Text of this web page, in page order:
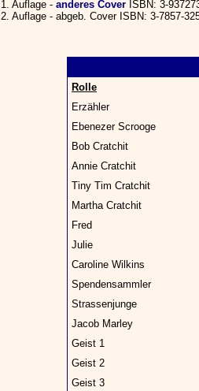
1. Auflage - anderes Cover ISBN: 3-
2. Auflage - abgeb. Cover ISBN: 3-7857-
Rolle
Erzähler
Ebenezer Scrooge
Bob Cratchit
Annie Cratchit
Tiny Tim Cratchit
Martha Cratchit
Fred
Julie
Caroline Wilkins
Spendensammler
Strassenjunge
Jacob Marley
Geist 1
Geist 2
Geist 3